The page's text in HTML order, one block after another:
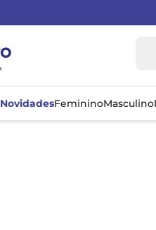
NovidadesFemininoMasculino